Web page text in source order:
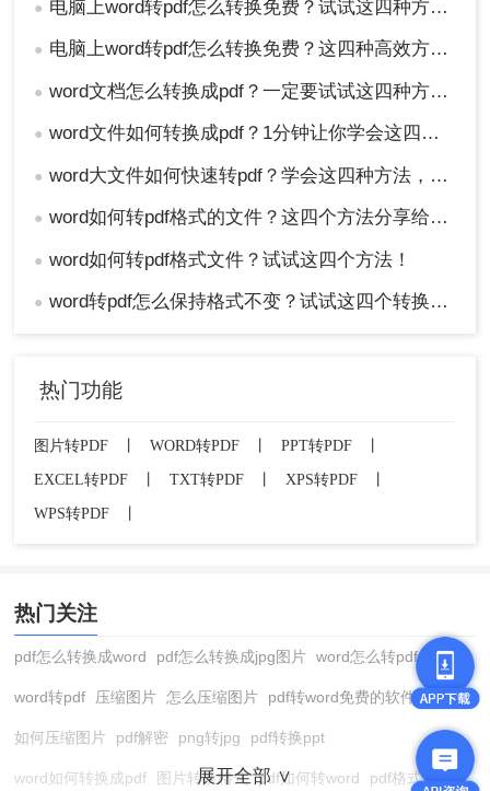
3、点击开始转换，等待转换完成即可。
部方法介绍了，你可以根据自己的需求和偏好选择
最适合的一种。无论哪种方法，都能有效地将Word
格式的一致性。
● 电脑上word转pdf怎么转换免费？试试这四种方法！
● 电脑上word转pdf怎么转换免费？这四种高效方法分享给你！
● word文档怎么转换成pdf？一定要试试这四种方法！
● word文件如何转换成pdf？1分钟让你学会这四个好用方法，真的超简单！
● word大文件如何快速转pdf？学会这四种方法，从此文件格式转换不求人
● word如何转pdf格式的文件？这四个方法分享给大家！
● word如何转pdf格式文件？试试这四个方法！
● word转pdf怎么保持格式不变？试试这四个转换方法！
热门功能
图片转PDF WORD转PDF PPT转PDF
EXCEL转PDF
TXT转PDF XPS转PDF
WPS转PDF
热门关注
pdf怎么转换成word pdf怎么转换成jpg图片 word怎么转pdf
word转pdf 压缩图片 怎么压缩图片 pdf转word免费的软件
如何压缩图片 pdf解密 png转jpg pdf转换ppt
word如何转换成pdf 图片转换格式 pdf如何转word pdf格式转换
展开全部 ∨